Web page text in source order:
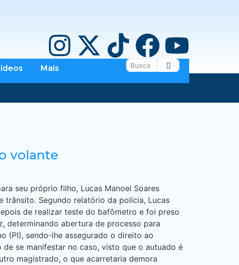
Mais
volante
seu próprio filho, Lucas Manoel Soares
trânsito. Segundo relatório da polícia, Lucas
de realizar teste do bafômetro e foi preso
determinando abertura de processo para
(PI), sendo-lhe assegurado o direito ao
se manifestar no caso, visto que o autuado é
magistrado, o que acarretaria demora